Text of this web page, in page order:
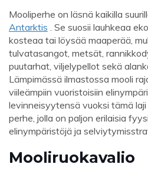
Mooliperhe on läsnä kaikilla
Antarktis . Se suosii lauhkeaa
kosteaa tai löysää maaperää,
tulvatasangot, metsät,
puutarhat, viljelypellot sekä
Lämpimässä ilmastossa mooli
viileämpiin vuoristoisiin
levinneisyytensä vuoksi tämä
perhe, jolla on paljon erilaisia
elinympäristöjä ja
Mooliruokavalio